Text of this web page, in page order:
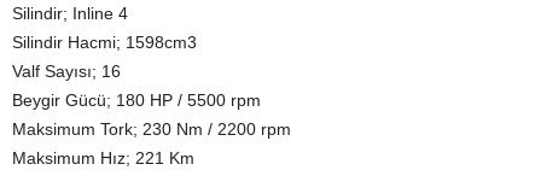
Silindir; Inline 4
Silindir Hacmi; 1598cm3
Valf Sayısı; 16
Beygir Gücü; 180 HP / 5500 rpm
Maksimum Tork; 230 Nm / 2200 rpm
Maksimum Hız; 221 Km